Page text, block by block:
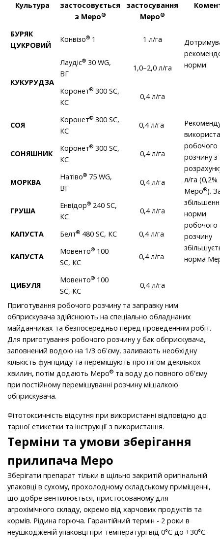
Культура
застосовується
з Меро®
застосування
Меро®
БУРЯК
ЦУКРОВИЙ
Конвізо® 1 1 л/га
норми
КУКУРУДЗА
Лаудіс® 30 WG,
ВГ
1,0–2,0 л/га
Коронет® 300 SC,
КС
0,4 л/га
робочого
розчину з
л/га (0,2%
Меро®).
норми
робочого
розчину
норма
СОЯ
Коронет® 300 SC,
КС
0,4 л/га
СОНЯШНИК
Коронет® 300 SC,
КС
0,4 л/га
МОРКВА
Натіво® 75 WG,
ВГ
0,4 л/га
ГРУША
Енвідор® 240 SC,
КС
0,4 л/га
КАПУСТА Белт® 480 SC, КС 0,4 л/га
КАПУСТА
Мовенто® 100
SC, КС
0,4 л/га
ЦИБУЛЯ
Мовенто® 100
SC, КС
0,4 л/га
Приготування робочого розчину та заправку ним
обприскувача здійснюють на спеціально обладнаних
майданчиках та безпосередньо перед проведенням робіт.
Для приготування робочого розчину у бак обприскувача,
заповнений водою на 1/3 об'єму, заливають необхідну
кількість фунгіциду та перемішують протягом декількох
хвилин, потім додають Меро® та воду до повного об'єму
при постійному перемішуванні розчину мішалкою
обприскувача.
Фітотоксичність відсутня при використанні відповідно до
тарної етикетки та інструкції з використання.
Терміни та умови зберігання
прилипача Меро
Зберігати препарат тільки в щільно закритій оригінальній
упаковці в сухому, прохолодному складському приміщенні,
що добре вентилюється, пристосованому для
агрохімічного складу, окремо від харчових продуктів та
кормів. Рідина горюча. Гарантійний термін - 2 роки в
неушкодженій упаковці при температурі від 0°C до +30°C.